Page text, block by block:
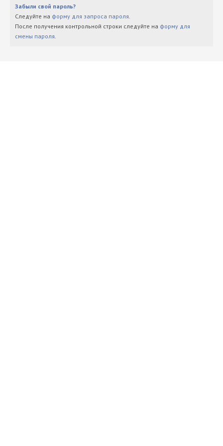
Забыли свой пароль?
Следуйте на форму для запроса пароля.
После получения контрольной строки следуйте на форму для
смены пароля.